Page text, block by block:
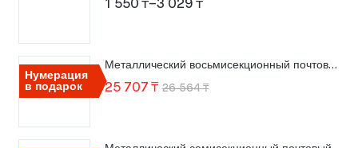
1 550 ₸–3 029 ₸Диапазон
550 ₸
–
Нумерация
в подарок
Металлический восьмисекционный почтовый ящик ПМ-8
26 564₸Первоначальная
25 707 ₸
Текущая